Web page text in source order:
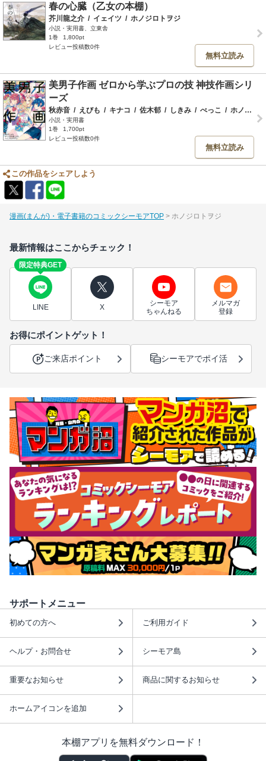
春の心臓（乙女の本棚）
芥川龍之介 / イェイツ / ホノジロトヲジ
小説・実用書、立東舎
1巻
1,800pt
レビュー投稿数0件
無料立読み
美男子作画 ゼロから学ぶプロの技 神技作画シリ
ーズ
秋赤音 / えびも / キナコ / 佐木郁 / しきみ / べっこ / ホノジロトヲジ
小説・実用書
1巻
1,700pt
レビュー投稿数0件
無料立読み
この作品をシェアしよう
漫画(まんが)・電子書籍のコミックシーモアTOP ホノジロトヲジ
最新情報はここからチェック！
限定特典GET
LINE X
シーモア
ちゃんねる
メルマガ
登録
お得にポイントゲット！
ご来店ポイント シーモアでポイ活
サポートメニュー
初めての方へ ご利用ガイド
ヘルプ・お問合せ シーモア島
重要なお知らせ 商品に関するお知らせ
ホームアイコンを追加
本棚アプリを無料ダウンロード！